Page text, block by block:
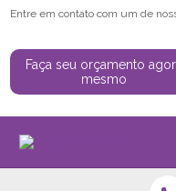
Entre em contato com um de
Faça seu orçamento
mesmo